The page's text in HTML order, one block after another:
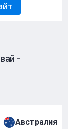
-
Австралия